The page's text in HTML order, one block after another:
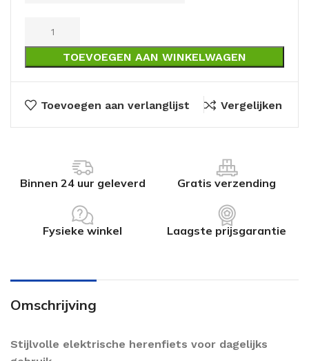
TOEVOEGEN AAN WINKELWAGEN
Toevoegen aan verlanglijst Vergelijken
Binnen 24 uur geleverd Gratis verzending
Fysieke winkel Laagste prijsgarantie
Omschrijving
Stijlvolle elektrische herenfiets voor dagelijks